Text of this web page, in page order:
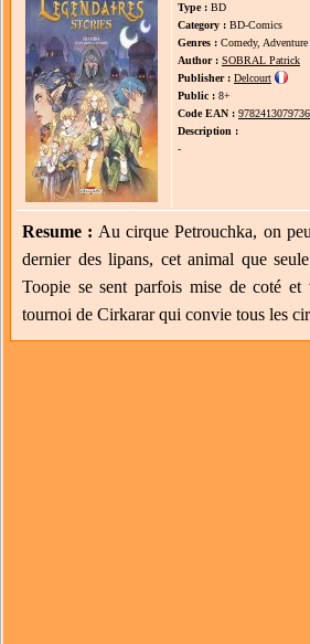
Type : BD
Category : BD-Comics
Genres : Comedy, Adventure
Author : SOBRAL Patrick
Publisher : Delcourt
Public : 8+
Code EAN : 9782413079736
Description :
-
Resume : Au cirque Petrouchka, on
dernier des lipans, cet animal que
Toopie se sent parfois mise de coté
tournoi de Cirkarar qui convie tous les